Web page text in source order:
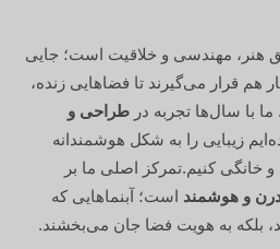
هنر، مهندسی و خلاقیت است؛ جایی
هم قرار می‌گیرند تا فضاهایی زنده،
با سال‌ها تجربه درطراحی و
زیبایی را به شکل هوشمندانه
خانگی کنیم.تمرکز اصلی ما بر
و هوشمند است؛ آبنماهایی که
بلکه به هویت فضا جان می‌بخشند.